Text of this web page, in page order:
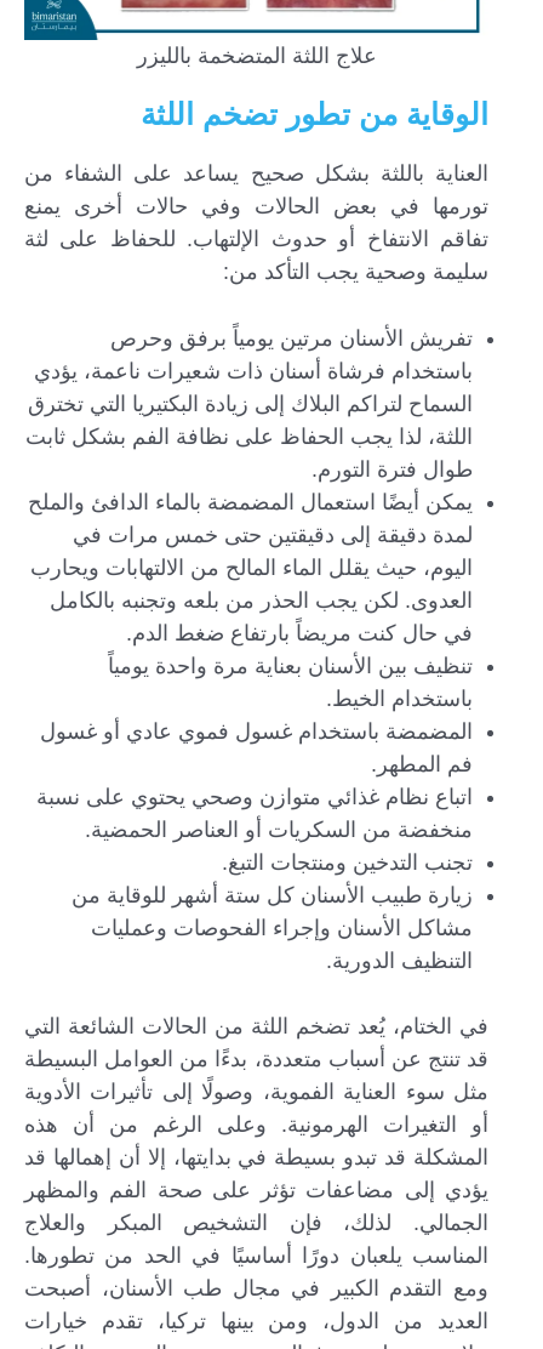
علاج اللثة المتضخمة بالليزر
الوقاية من تطور تضخم اللثة
العناية باللثة بشكل صحيح يساعد على الشفاء من
تورمها في بعض الحالات وفي حالات أخرى يمنع
تفاقم الانتفاخ أو حدوث الإلتهاب. للحفاظ على لثة
سليمة وصحية يجب التأكد من:
تفريش الأسنان مرتين يومياً برفق وحرص
باستخدام فرشاة أسنان ذات شعيرات ناعمة، يؤدي
السماح لتراكم البلاك إلى زيادة البكتيريا التي تخترق
اللثة، لذا يجب الحفاظ على نظافة الفم بشكل ثابت
طوال فترة التورم.
يمكن أيضًا استعمال المضمضة بالماء الدافئ والملح
لمدة دقيقة إلى دقيقتين حتى خمس مرات في
اليوم، حيث يقلل الماء المالح من الالتهابات ويحارب
العدوى. لكن يجب الحذر من بلعه وتجنبه بالكامل
في حال كنت مريضاً بارتفاع ضغط الدم.
تنظيف بين الأسنان بعناية مرة واحدة يومياً
باستخدام الخيط.
المضمضة باستخدام غسول فموي عادي أو غسول
فم المطهر.
اتباع نظام غذائي متوازن وصحي يحتوي على نسبة
منخفضة من السكريات أو العناصر الحمضية.
تجنب التدخين ومنتجات التبغ.
زيارة طبيب الأسنان كل ستة أشهر للوقاية من
مشاكل الأسنان وإجراء الفحوصات وعمليات
التنظيف الدورية.
في الختام، يُعد تضخم اللثة من الحالات الشائعة التي
قد تنتج عن أسباب متعددة، بدءًا من العوامل البسيطة
مثل سوء العناية الفموية، وصولًا إلى تأثيرات الأدوية
أو التغيرات الهرمونية. وعلى الرغم من أن هذه
المشكلة قد تبدو بسيطة في بدايتها، إلا أن إهمالها قد
يؤدي إلى مضاعفات تؤثر على صحة الفم والمظهر
الجمالي. لذلك، فإن التشخيص المبكر والعلاج
المناسب يلعبان دورًا أساسيًا في الحد من تطورها.
ومع التقدم الكبير في مجال طب الأسنان، أصبحت
العديد من الدول، ومن بينها تركيا، تقدم خيارات